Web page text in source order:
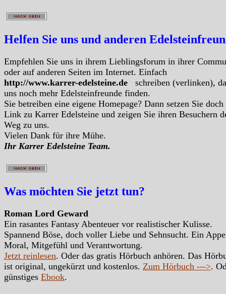
Helfen Sie uns und anderen
Empfehlen Sie uns in ihrem Lieblingsforum in ihrer
oder auf anderen Seiten im Internet. Einfach
http://www.karrer-edelsteine.de
schreiben (verlinken),
uns noch mehr Edelsteinfreunde finden.
Sie betreiben eine eigene Homepage? Dann setzen Sie doch
Link zu Karrer Edelsteine und zeigen Sie ihren Besuchern
Weg zu uns.
Vielen Dank für ihre Mühe.
Ihr Karrer Edelsteine Team.
Was möchten Sie jetzt tun?
Roman Lord Geward
Ein rasantes Fantasy Abenteuer vor realistischer Kulisse.
Spannend Böse, doch voller Liebe und Sehnsucht. Ein
Moral, Mitgefühl und Verantwortung.
Jetzt reinlesen. Oder das gratis Hörbuch anhören. Das
ist original, ungekürzt und kostenlos. Zum Hörbuch --->.
günstiges Ebook.